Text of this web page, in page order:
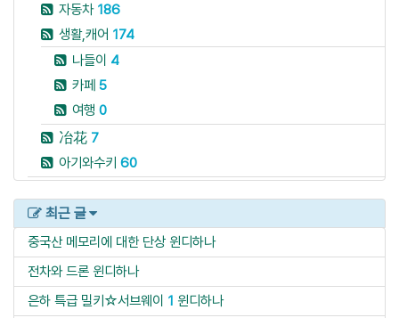
자동차 186
생활,캐어 174
나들이 4
카페 5
여행 0
冶花 7
아기와수키 60
최근 글
중국산 메모리에 대한 단상 윈디하나
전차와 드론 윈디하나
은하 특급 밀키☆서브웨이 1 윈디하나